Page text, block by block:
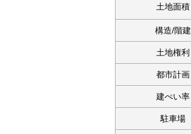
土地面積
構造/階建
土地権利
都市計画
建ぺい率
駐車場